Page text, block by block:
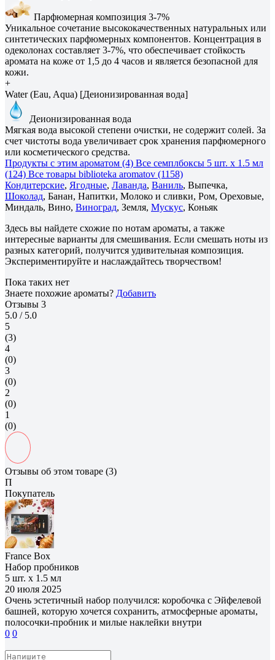
Парфюмерная композиция 3-7%
Уникальное сочетание высококачественных натуральных или
синтетических парфюмерных компонентов. Концентрация в
одеколонах составляет 3-7%, что обеспечивает стойкость
аромата на коже от 1,5 до 4 часов и является безопасной для
кожи.
+
Water (Eau, Aqua) [Деионизированная вода]
Деионизированная вода
Мягкая вода высокой степени очистки, не содержит солей. За
счет чистоты вода увеличивает срок хранения парфюмерного
или косметического средства.
Продукты с этим ароматом (4) Все семплбоксы 5 шт. х 1.5 мл
(124) Все товары biblioteka aromatov (1158)
Кондитерские, Ягодные, Лаванда, Ваниль, Выпечка,
Шоколад, Банан, Напитки, Молоко и сливки, Ром, Ореховые,
Миндаль, Вино, Виноград, Земля, Мускус, Коньяк
Здесь вы найдете схожие по нотам ароматы, а также
интересные варианты для смешивания. Если смешать ноты из
разных категорий, получится удивительная композиция.
Экспериментируйте и наслаждайтесь творчеством!
Пока таких нет
Знаете похожие ароматы? Добавить
Отзывы 3
5.0 / 5.0
5
(3)
4
(0)
3
(0)
2
(0)
1
(0)
Отзывы об этом товаре (3)
П
Покупатель
France Box
Набор пробников
5 шт. х 1.5 мл
20 июля 2025
Очень эстетичный набор получился: коробочка с Эйфелевой
башней, которую хочется сохранить, атмосферные ароматы,
полосочки-пробник и милые наклейки внутри
0 0